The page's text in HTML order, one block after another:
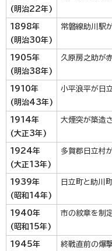
(明治22年)
1898年
(明治30年)
常磐線助川駅
1905年
(明治38年)
久原房之助が
1910年
(明治43年)
小平浪平が日
1914年
(大正3年)
大煙突が築造
1924年
(大正13年)
多賀郡日立村
1939年
(昭和14年)
日立町と助川
1940年
(昭和15年)
市の紋章を制定
1945年 終戦直前の爆